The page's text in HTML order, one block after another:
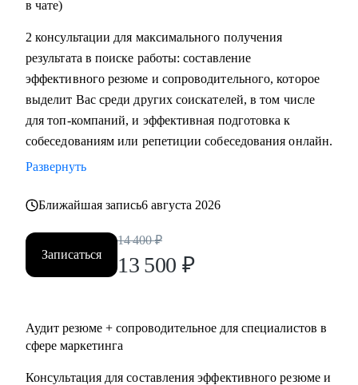
в чате)
2 консультации для максимального получения
результата в поиске работы: составление
эффективного резюме и сопроводительного, которое
выделит Вас среди других соискателей, в том числе
для топ-компаний, и эффективная подготовка к
собеседованиям или репетиции собеседования онлайн.
Развернуть
Ближайшая запись6 августа 2026
Записаться
14 400 ₽
13 500 ₽
Аудит резюме + сопроводительное для специалистов в
сфере маркетинга
Консультация для составления эффективного резюме и